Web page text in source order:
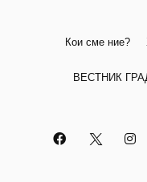
Кои сме ние?
ВЕСТНИК